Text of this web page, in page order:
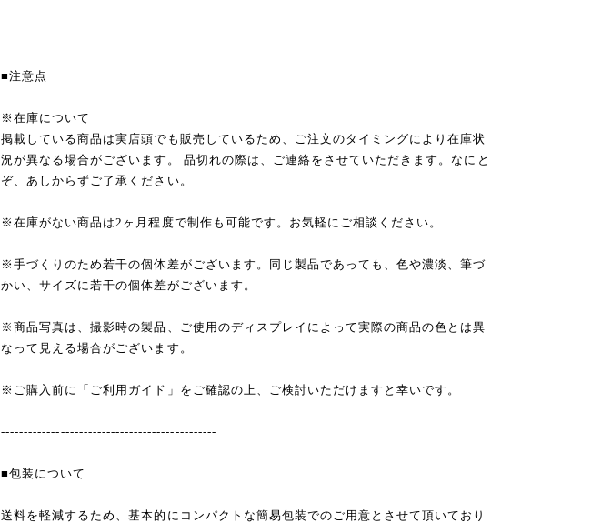
-----------------------------------------------
■注意点
※在庫について
掲載している商品は実店頭でも販売しているため、ご注文のタイミングにより在庫状
況が異なる場合がございます。 品切れの際は、ご連絡をさせていただきます。なにと
ぞ、あしからずご了承ください。
※在庫がない商品は2ヶ月程度で制作も可能です。お気軽にご相談ください。
※手づくりのため若干の個体差がございます。同じ製品であっても、色や濃淡、筆づ
かい、サイズに若干の個体差がございます。
※商品写真は、撮影時の製品、ご使用のディスプレイによって実際の商品の色とは異
なって見える場合がございます。
※ご購入前に「ご利用ガイド」をご確認の上、ご検討いただけますと幸いです。
-----------------------------------------------
■包装について
送料を軽減するため、基本的にコンパクトな簡易包装でのご用意とさせて頂いており